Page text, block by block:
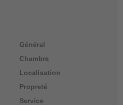
Général
Chambre
Localisation
Propreté
Service